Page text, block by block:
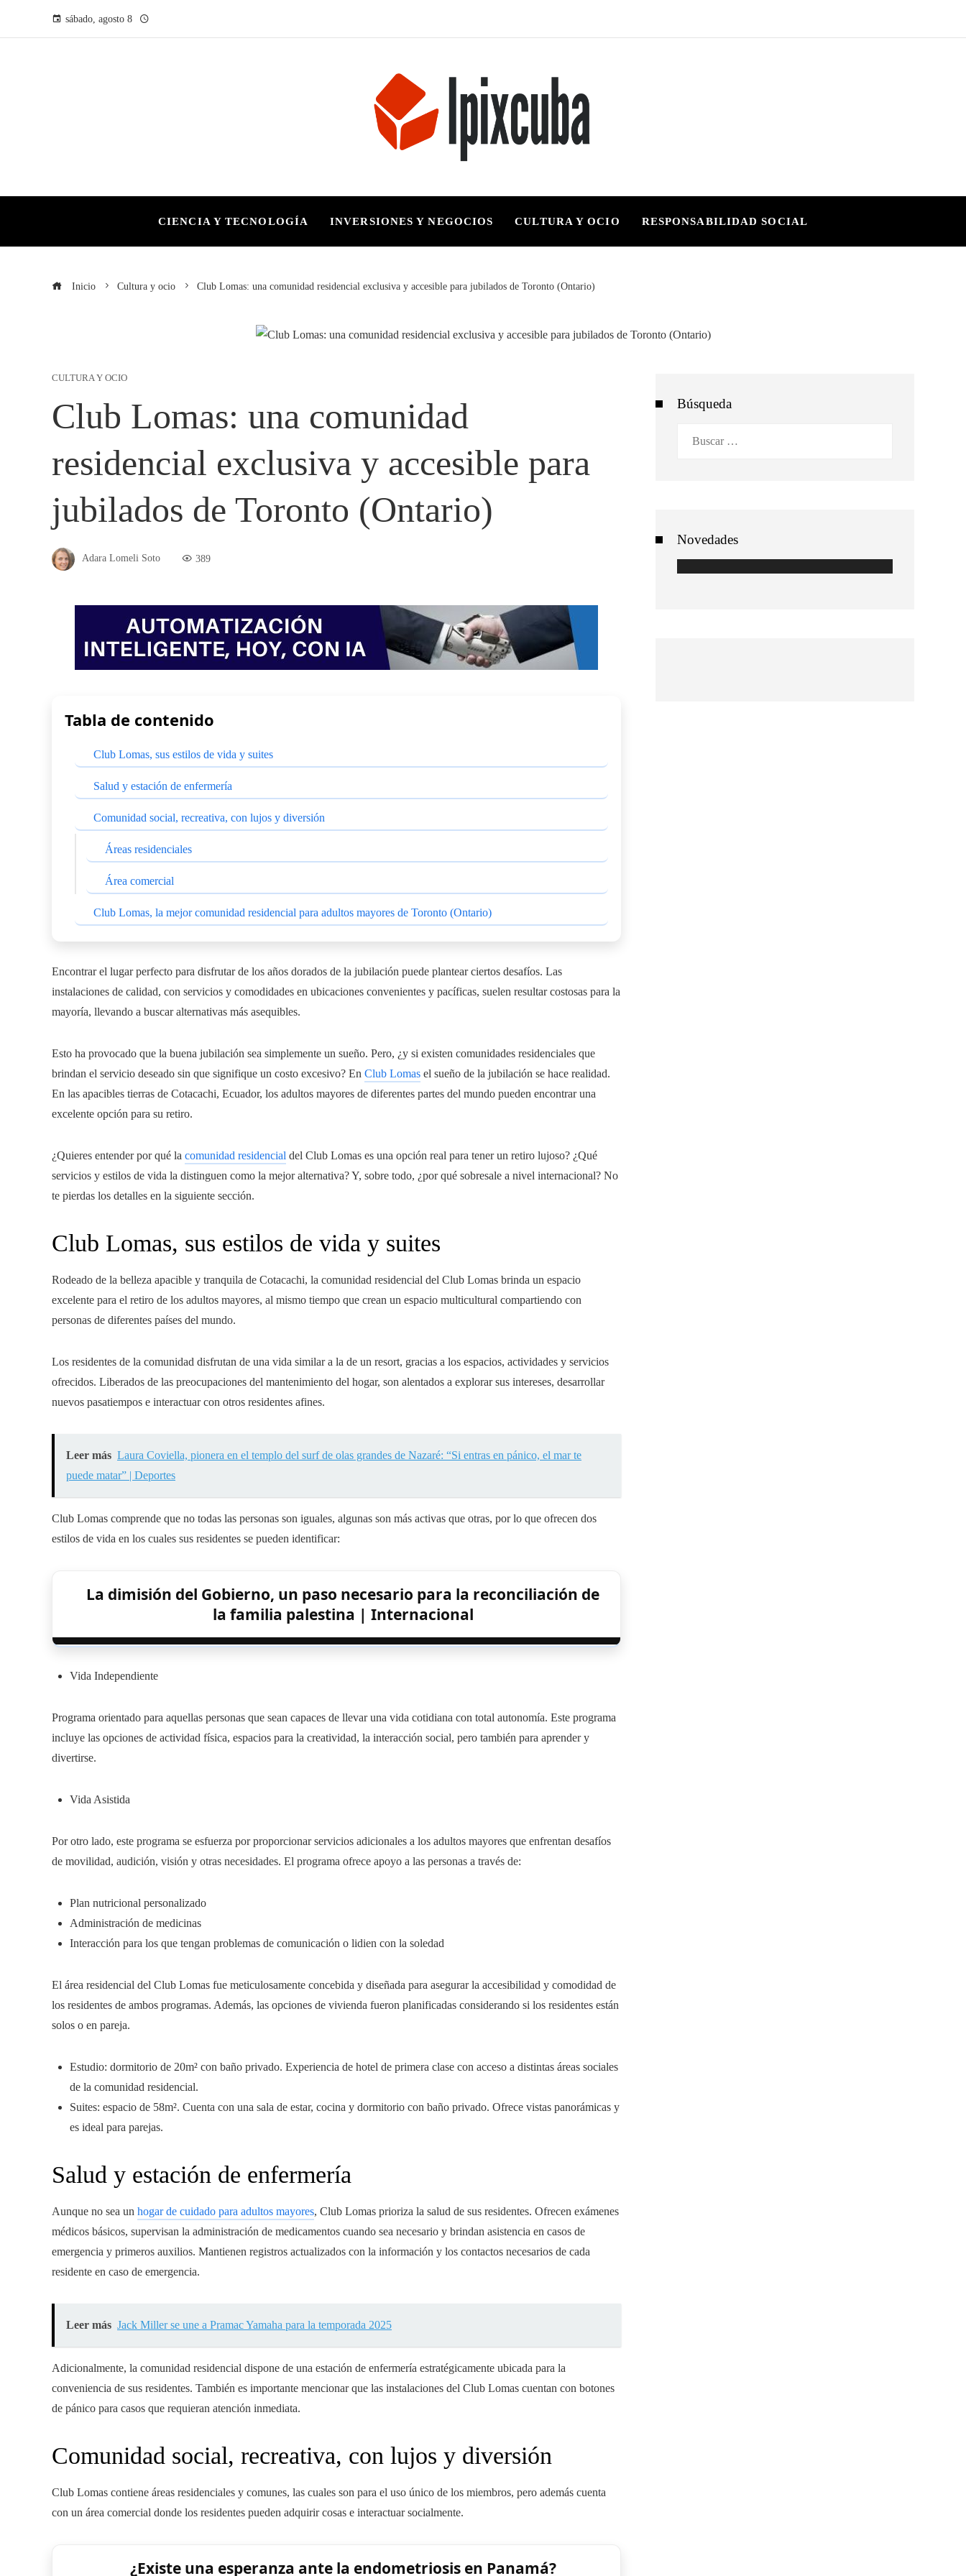
sábado, agosto 8
CIENCIA Y TECNOLOGÍA INVERSIONES Y NEGOCIOS CULTURA Y OCIO RESPONSABILIDAD SOCIAL
Inicio Cultura y ocio Club Lomas: una comunidad residencial exclusiva y accesible para jubilados de Toronto (Ontario)
CULTURA Y OCIO
Club Lomas: una comunidad
residencial exclusiva y accesible para
jubilados de Toronto (Ontario)
Adara Lomeli Soto 389
Tabla de contenido
Club Lomas, sus estilos de vida y suites
Salud y estación de enfermería
Comunidad social, recreativa, con lujos y diversión
Áreas residenciales
Área comercial
Club Lomas, la mejor comunidad residencial para adultos mayores de Toronto (Ontario)
Encontrar el lugar perfecto para disfrutar de los años dorados de la jubilación puede plantear ciertos desafíos. Las
instalaciones de calidad, con servicios y comodidades en ubicaciones convenientes y pacíficas, suelen resultar costosas para la
mayoría, llevando a buscar alternativas más asequibles.
Esto ha provocado que la buena jubilación sea simplemente un sueño. Pero, ¿y si existen comunidades residenciales que
brindan el servicio deseado sin que signifique un costo excesivo? En Club Lomas el sueño de la jubilación se hace realidad.
En las apacibles tierras de Cotacachi, Ecuador, los adultos mayores de diferentes partes del mundo pueden encontrar una
excelente opción para su retiro.
¿Quieres entender por qué la comunidad residencial del Club Lomas es una opción real para tener un retiro lujoso? ¿Qué
servicios y estilos de vida la distinguen como la mejor alternativa? Y, sobre todo, ¿por qué sobresale a nivel internacional? No
te pierdas los detalles en la siguiente sección.
Club Lomas, sus estilos de vida y suites
Rodeado de la belleza apacible y tranquila de Cotacachi, la comunidad residencial del Club Lomas brinda un espacio
excelente para el retiro de los adultos mayores, al mismo tiempo que crean un espacio multicultural compartiendo con
personas de diferentes países del mundo.
Los residentes de la comunidad disfrutan de una vida similar a la de un resort, gracias a los espacios, actividades y servicios
ofrecidos. Liberados de las preocupaciones del mantenimiento del hogar, son alentados a explorar sus intereses, desarrollar
nuevos pasatiempos e interactuar con otros residentes afines.
Leer más Laura Coviella, pionera en el templo del surf de olas grandes de Nazaré: “Si entras en pánico, el mar te
puede matar” | Deportes
Club Lomas comprende que no todas las personas son iguales, algunas son más activas que otras, por lo que ofrecen dos
estilos de vida en los cuales sus residentes se pueden identificar:
La dimisión del Gobierno, un paso necesario para la reconciliación de
la familia palestina | Internacional
Vida Independiente
Programa orientado para aquellas personas que sean capaces de llevar una vida cotidiana con total autonomía. Este programa
incluye las opciones de actividad física, espacios para la creatividad, la interacción social, pero también para aprender y
divertirse.
Vida Asistida
Por otro lado, este programa se esfuerza por proporcionar servicios adicionales a los adultos mayores que enfrentan desafíos
de movilidad, audición, visión y otras necesidades. El programa ofrece apoyo a las personas a través de:
Plan nutricional personalizado
Administración de medicinas
Interacción para los que tengan problemas de comunicación o lidien con la soledad
El área residencial del Club Lomas fue meticulosamente concebida y diseñada para asegurar la accesibilidad y comodidad de
los residentes de ambos programas. Además, las opciones de vivienda fueron planificadas considerando si los residentes están
solos o en pareja.
Estudio: dormitorio de 20m² con baño privado. Experiencia de hotel de primera clase con acceso a distintas áreas sociales
de la comunidad residencial.
Suites: espacio de 58m². Cuenta con una sala de estar, cocina y dormitorio con baño privado. Ofrece vistas panorámicas y
es ideal para parejas.
Salud y estación de enfermería
Aunque no sea un hogar de cuidado para adultos mayores, Club Lomas prioriza la salud de sus residentes. Ofrecen exámenes
médicos básicos, supervisan la administración de medicamentos cuando sea necesario y brindan asistencia en casos de
emergencia y primeros auxilios. Mantienen registros actualizados con la información y los contactos necesarios de cada
residente en caso de emergencia.
Leer más Jack Miller se une a Pramac Yamaha para la temporada 2025
Adicionalmente, la comunidad residencial dispone de una estación de enfermería estratégicamente ubicada para la
conveniencia de sus residentes. También es importante mencionar que las instalaciones del Club Lomas cuentan con botones
de pánico para casos que requieran atención inmediata.
Comunidad social, recreativa, con lujos y diversión
Club Lomas contiene áreas residenciales y comunes, las cuales son para el uso único de los miembros, pero además cuenta
con un área comercial donde los residentes pueden adquirir cosas e interactuar socialmente.
¿Existe una esperanza ante la endometriosis en Panamá?
Búsqueda
Novedades